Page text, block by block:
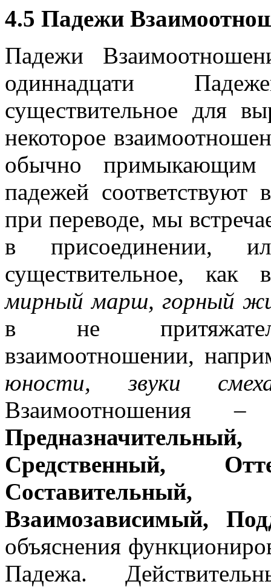
4.5 Падежи
Падежи
одиннадцати
существительное для
некоторое
обычно
падежей соответствуют
при переводе, мы
в присоединении,
существительное, как
мирный марш, горный
в не
взаимоотношении,
юности, звуки
Средственный,
Взаимозависимый,
объяснения
Падежа.